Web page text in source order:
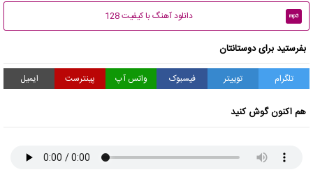
mp3 دانلود آهنگ با کیفیت 128
بفرستید برای دوستانتان
تلگرام توییتر فیسبوک واتس آپ پینترست ایمیل
هم اکنون گوش کنید